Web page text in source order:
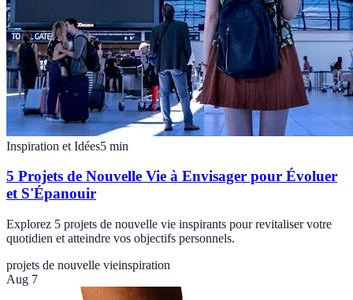
Inspiration et Idées5 min
5 Projets de Nouvelle Vie à Envisager pour Évoluer
et S'Épanouir
Explorez 5 projets de nouvelle vie inspirants pour revitaliser votre
quotidien et atteindre vos objectifs personnels.
projets de nouvelle vieinspiration
Aug 7